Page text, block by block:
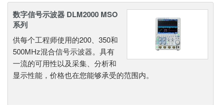
数字信号示波器 DLM2000 MSO
系列
供每个工程师使用的200、350和
500MHz混合信号示波器。具有
一流的可用性以及采集、分析和
显示性能，价格也在您能够承受的范围内。